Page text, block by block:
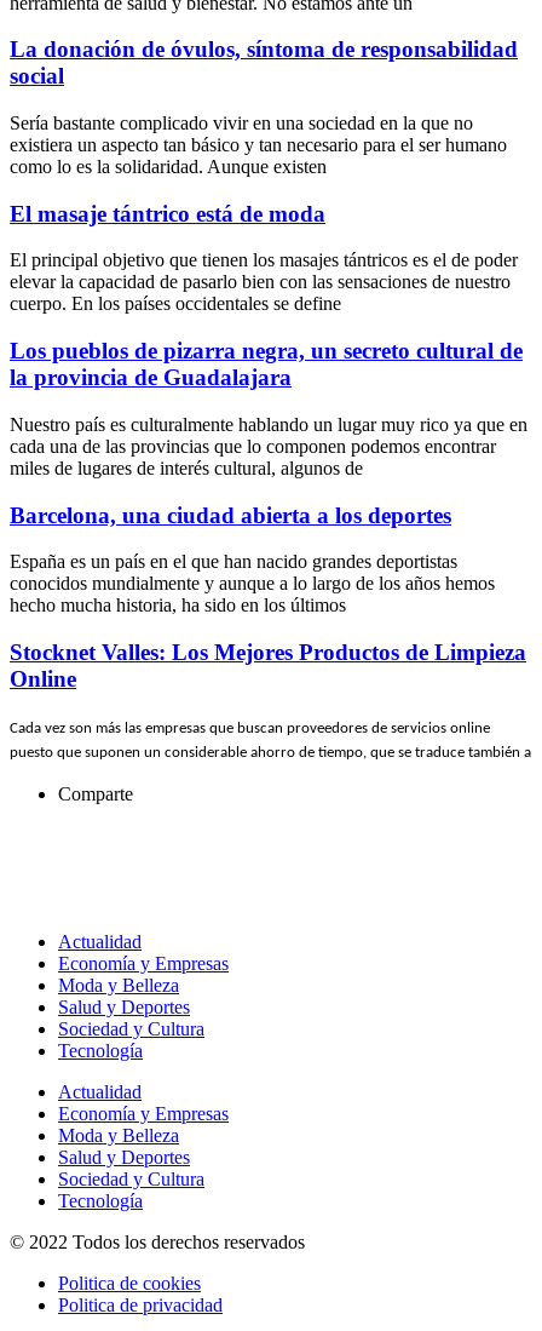
La donación de óvulos, síntoma de responsabilidad
social
Sería bastante complicado vivir en una sociedad en la que no
existiera un aspecto tan básico y tan necesario para el ser humano
como lo es la solidaridad. Aunque existen
El masaje tántrico está de moda
El principal objetivo que tienen los masajes tántricos es el de poder
elevar la capacidad de pasarlo bien con las sensaciones de nuestro
cuerpo. En los países occidentales se define
Los pueblos de pizarra negra, un secreto cultural de
la provincia de Guadalajara
Nuestro país es culturalmente hablando un lugar muy rico ya que en
cada una de las provincias que lo componen podemos encontrar
miles de lugares de interés cultural, algunos de
Barcelona, una ciudad abierta a los deportes
España es un país en el que han nacido grandes deportistas
conocidos mundialmente y aunque a lo largo de los años hemos
hecho mucha historia, ha sido en los últimos
Stocknet Valles: Los Mejores Productos de Limpieza
Online
Cada vez son más las empresas que buscan proveedores de servicios online
puesto que suponen un considerable ahorro de tiempo, que se traduce también a
Comparte
Actualidad
Economía y Empresas
Moda y Belleza
Salud y Deportes
Sociedad y Cultura
Tecnología
Actualidad
Economía y Empresas
Moda y Belleza
Salud y Deportes
Sociedad y Cultura
Tecnología
© 2022 Todos los derechos reservados
Politica de cookies
Politica de privacidad